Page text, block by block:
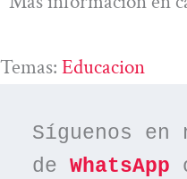
Temas: Educacion
Síguenos en
de WhatsApp